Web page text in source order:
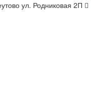
ул. Родниковая 2П